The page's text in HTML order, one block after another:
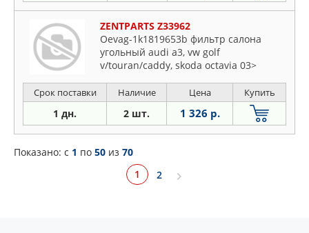
ZENTPARTS Z33962
Oevag-1k1819653b фильтр салона
угольный audi a3, vw golf
v/touran/caddy, skoda octavia 03>
Срок поставки Наличие Цена Купить
1 дн. 2 шт. 1 326 р.
Показано: c 1 по 50 из 70
1
2